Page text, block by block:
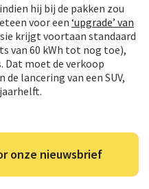
hij bij de pakken zou
voor een ‘upgrade’ van
krijgt voortaan standaard
van 60 kWh tot nog toe),
Dat moet de verkoop
lancering van een SUV,
onze nieuwsbrief